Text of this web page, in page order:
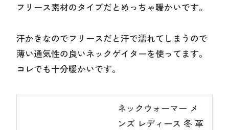
フリース素材のタイプだとめっちゃ暖かいです。
汗かきなのでフリースだと汗で濡れてしまうので
薄い通気性の良いネックゲイターを使ってます。
コレでも十分暖かいです。
ネックウォーマー メ
ンズ レディース 冬 革